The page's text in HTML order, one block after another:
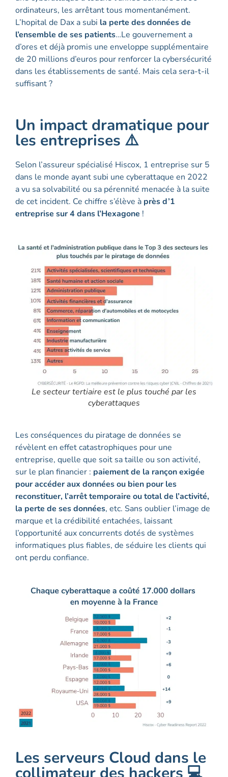
ordinateurs, les arrêtant tous momentanément.
L’hopital de Dax a subi la perte des données de
l’ensemble de ses patients…Le gouvernement a
d’ores et déjà promis une enveloppe supplémentaire
de 20 millions d’euros pour renforcer la cybersécurité
dans les établissements de santé. Mais cela sera-t-il
suffisant ?
Un impact dramatique pour
les entreprises ⚠️
Selon l’assureur spécialisé Hiscox, 1 entreprise sur 5
dans le monde ayant subi une cyberattaque en 2022
a vu sa solvabilité ou sa pérennité menacée à la suite
de cet incident. Ce chiffre s’élève à près d’1
entreprise sur 4 dans l’Hexagone !
Le secteur tertiaire est le plus touché par les
cyberattaques
Les conséquences du piratage de données se
révèlent en effet catastrophiques pour une
entreprise, quelle que soit sa taille ou son activité,
sur le plan financier : paiement de la rançon exigée
pour accéder aux données ou bien pour les
reconstituer, l’arrêt temporaire ou total de l’activité,
la perte de ses données, etc. Sans oublier l’image de
marque et la crédibilité entachées, laissant
l’opportunité aux concurrents dotés de systèmes
informatiques plus fiables, de séduire les clients qui
ont perdu confiance.
Les serveurs Cloud dans le